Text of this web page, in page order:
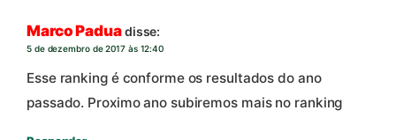
Marco Paduadisse:
5 de dezembro de 2017 às 12:40
Esse ranking é conforme os resultados do ano
passado. Proximo ano subiremos mais no ranking